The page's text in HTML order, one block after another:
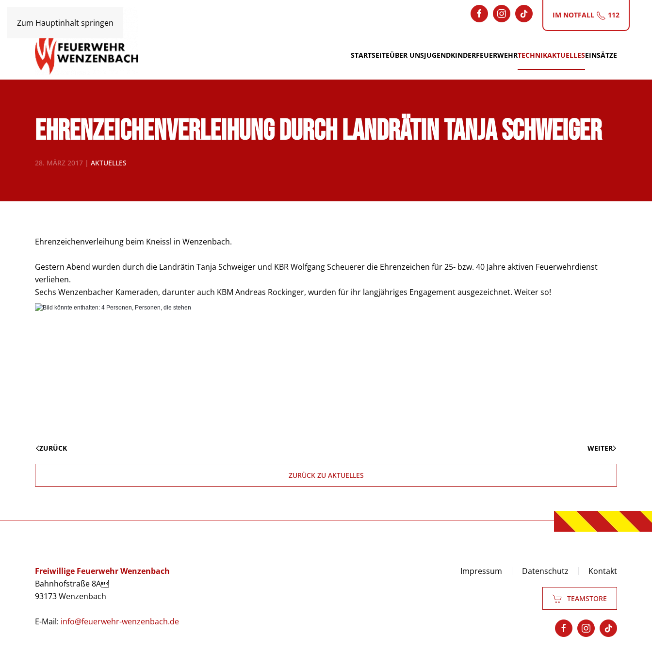
Zum Hauptinhalt springen
IM NOTFALL 112
STARTSEITEÜBER UNSJUGENDKINDERFEUERWEHRTECHNIKAKTUELLESEINSÄTZE
Ehrenzeichenverleihung durch Landrätin Tanja Schweiger
28. MÄRZ 2017 | AKTUELLES
Ehrenzeichenverleihung beim Kneissl in Wenzenbach.
Gestern Abend wurden durch die Landrätin Tanja Schweiger und KBR Wolfgang Scheuerer die Ehrenzeichen für 25- bzw. 40 Jahre aktiven Feuerwehrdienst
verliehen.
Sechs Wenzenbacher Kameraden, darunter auch KBM Andreas Rockinger, wurden für ihr langjähriges Engagement ausgezeichnet. Weiter so!
ZURÜCK WEITER
ZURÜCK ZU AKTUELLES
Freiwillige Feuerwehr Wenzenbach
Bahnhofstraße 8A
93173 Wenzenbach
E-Mail: info@feuerwehr-wenzenbach.de
Impressum Datenschutz Kontakt
TEAMSTORE